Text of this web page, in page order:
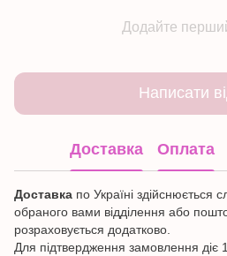
Додайте
Написати
Доставка Оплата
Доставка по Україні
обраного вами відділення або
розраховується додатково.
Для підтвердження замовлення діє